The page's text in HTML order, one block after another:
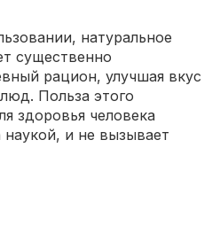
натуральное
существенно
рацион, улучшая вкус
Польза этого
здоровья человека
наукой, и не вызывает